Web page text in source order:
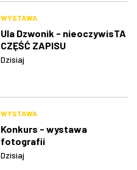
WYSTAWA
Ula Dzwonik - nieoczywisTA
CZĘŚĆ ZAPISU
Dzisiaj
WYSTAWA
Konkurs - wystawa
fotografii
Dzisiaj